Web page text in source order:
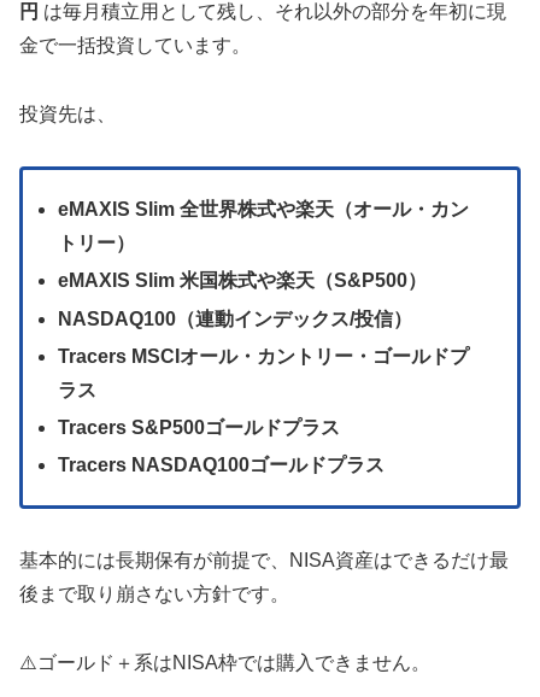
円 は毎月積立用として残し、それ以外の部分を年初に現
金で一括投資しています。
投資先は、
eMAXIS Slim 全世界株式や楽天（オール・カン
トリー）
eMAXIS Slim 米国株式や楽天（S&P500）
NASDAQ100（連動インデックス/投信）
Tracers MSCIオール・カントリー・ゴールドプ
ラス
Tracers S&P500ゴールドプラス
Tracers NASDAQ100ゴールドプラス
基本的には長期保有が前提で、NISA資産はできるだけ最
後まで取り崩さない方針です。
⚠️ゴールド＋系はNISA枠では購入できません。